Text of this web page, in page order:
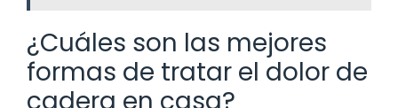
¿Cuáles son las mejores
formas de tratar el dolor de